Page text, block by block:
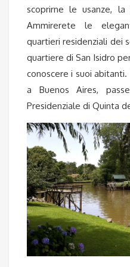
scoprirne le usanze,
Ammirerete le
quartieri residenziali dei
quartiere di San Isidro
conoscere i suoi
a Buenos Aires,
Presidenziale di Quinta